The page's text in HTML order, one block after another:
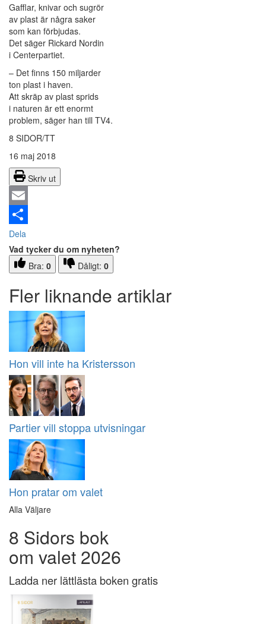
Gafflar, knivar och sugrör
av plast är några saker
som kan förbjudas.
Det säger Rickard Nordin
i Centerpartiet.
– Det finns 150 miljarder
ton plast i haven.
Att skräp av plast sprids
i naturen är ett enormt
problem, säger han till TV4.
8 SIDOR/TT
16 maj 2018
Skriv ut
Email
Dela
Vad tycker du om nyheten?
Bra: 0 Dåligt: 0
Fler liknande artiklar
Hon vill inte ha Kristersson
Partier vill stoppa utvisningar
Hon pratar om valet
Alla Väljare
8 Sidors bok
om valet 2026
Ladda ner lättlästa boken gratis